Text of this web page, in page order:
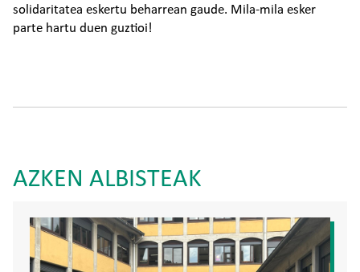
solidaritatea eskertu beharrean gaude. Mila-mila esker
parte hartu duen guztioi!
AZKEN ALBISTEAK
Irudia